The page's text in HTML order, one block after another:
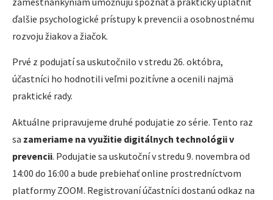
ďalšie psychologické prístupy k prevencii a osobnostnému
rozvoju žiakov a žiačok.
Prvé z podujatí sa uskutočnilo v stredu 26. októbra,
účastníci ho hodnotili veľmi pozitívne a ocenili najmä
praktické rady.
Aktuálne pripravujeme druhé podujatie zo série. Tento raz
sa zameriame na využitie digitálnych technológii v
prevencii. Podujatie sa uskutoční v stredu 9. novembra od
14:00 do 16:00 a bude prebiehať online prostredníctvom
platformy ZOOM. Registrovaní účastníci dostanú odkaz na